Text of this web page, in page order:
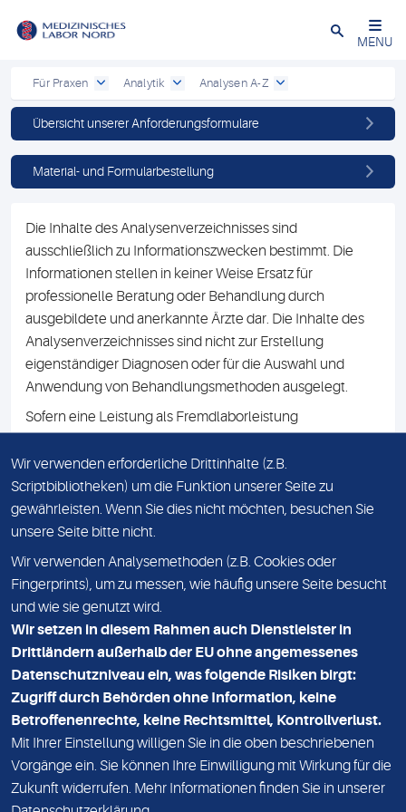
Schließen
MENU
Für Praxen Analytik Analysen A-Z
Übersicht unserer Anforderungsformulare
Material- und Formularbestellung
Die Inhalte des Analysenverzeichnisses sind
ausschließlich zu Informationszwecken bestimmt. Die
Informationen stellen in keiner Weise Ersatz für
professionelle Beratung oder Behandlung durch
ausgebildete und anerkannte Ärzte dar. Die Inhalte des
Analysenverzeichnisses sind nicht zur Erstellung
eigenständiger Diagnosen oder für die Auswahl und
Anwendung von Behandlungsmethoden ausgelegt.
Sofern eine Leistung als Fremdlaborleistung
Namen des Fremdlabors mit. Mit der Beauftragung der
Fremdlaborleistung erklären Sie sich mit dieser
Vereinbarung einverstanden.
DATENSCHUTZ
KONTAKT
NEWSLETTER
ADRESSE
MVZ Medizinisches Labor Nord MLN GmbH
Essener Straße 108
22419 Hamburg
Wir verwenden erforderliche Drittinhalte (z.B.
Scriptbibliotheken) um die Funktion unserer Seite zu
gewährleisten. Wenn Sie dies nicht möchten, besuchen Sie
unsere Seite bitte nicht.
Wir verwenden Analysemethoden (z.B. Cookies oder
Fingerprints), um zu messen, wie häufig unsere Seite besucht
und wie sie genutzt wird.
Wir setzen in diesem Rahmen auch Dienstleister in
Drittländern außerhalb der EU ohne angemessenes
Datenschutzniveau ein, was folgende Risiken birgt:
Zugriff durch Behörden ohne Information, keine
Betroffenenrechte, keine Rechtsmittel, Kontrollverlust.
Mit Ihrer Einstellung willigen Sie in die oben beschriebenen
Vorgänge ein. Sie können Ihre Einwilligung mit Wirkung für die
Zukunft widerrufen. Mehr Informationen finden Sie in unserer